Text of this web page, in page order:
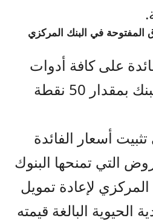
المفتوحة في البنك المركزي
على كافة أدوات
السياسة النقدية للبنك بمقدار 50 نقطة
تثبيت أسعار الفائدة
التي تمنحها البنوك
لإعادة تمويل
الحيوية البالغة قيمته